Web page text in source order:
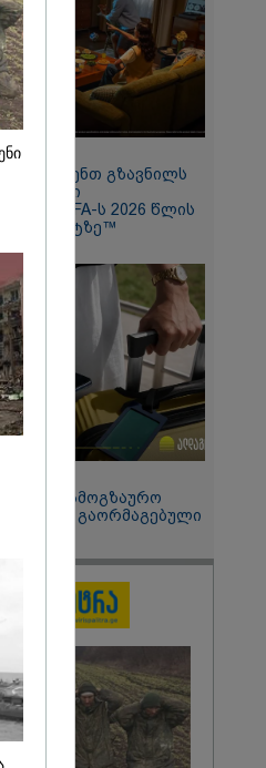
გზავნილს
უკეთესი
FIFA-ს 2026 წლის
სამოგზაურო
მიიღე გაორმაგებული